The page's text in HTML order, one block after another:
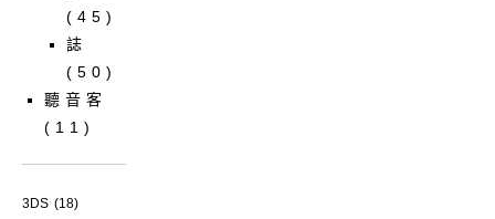
(45)
誌
(50)
聽音客
(11)
3DS (18)